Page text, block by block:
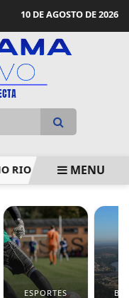
10 DE AGOSTO DE 2026
RIO CÂMARA
MENU
ESPORTES